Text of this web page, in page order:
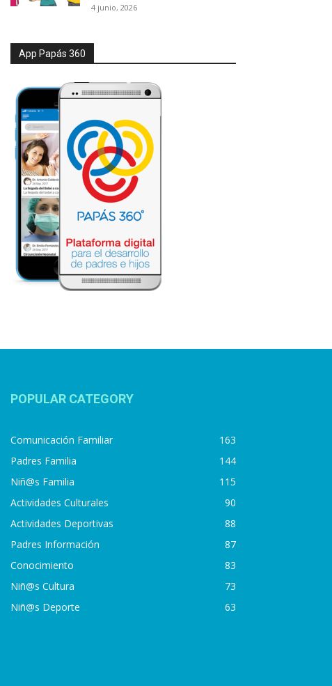
4 junio, 2026
App Papás 360
POPULAR CATEGORY
Comunicación Familiar
163
Padres Familia
144
Niñ@s Familia
115
Actividades Culturales
90
Actividades Deportivas
88
Padres Información
87
Conocimiento
83
Niñ@s Cultura
73
Niñ@s Deporte
63